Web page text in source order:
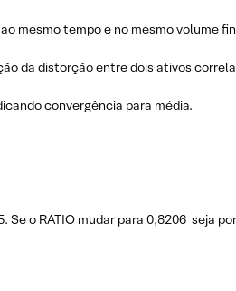
mesmo tempo e no mesmo volume
da distorção entre dois ativos
convergência para média.
Se o RATIO mudar para 0,8206 seja